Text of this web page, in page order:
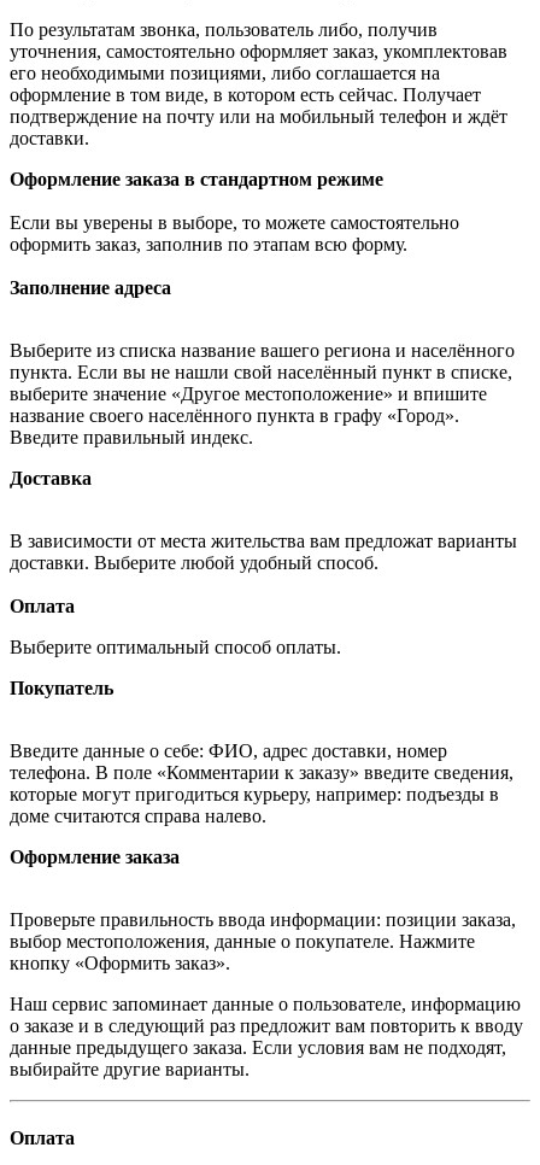
По результатам звонка, пользователь либо, получив
уточнения, самостоятельно оформляет заказ, укомплектовав
его необходимыми позициями, либо соглашается на
оформление в том виде, в котором есть сейчас. Получает
подтверждение на почту или на мобильный телефон и ждёт
доставки.
Оформление заказа в стандартном режиме
Если вы уверены в выборе, то можете самостоятельно
оформить заказ, заполнив по этапам всю форму.
Заполнение адреса
Выберите из списка название вашего региона и населённого
пункта. Если вы не нашли свой населённый пункт в списке,
выберите значение «Другое местоположение» и впишите
название своего населённого пункта в графу «Город».
Введите правильный индекс.
Доставка
В зависимости от места жительства вам предложат варианты
доставки. Выберите любой удобный способ.
Оплата
Выберите оптимальный способ оплаты.
Покупатель
Введите данные о себе: ФИО, адрес доставки, номер
телефона. В поле «Комментарии к заказу» введите сведения,
которые могут пригодиться курьеру, например: подъезды в
доме считаются справа налево.
Оформление заказа
Проверьте правильность ввода информации: позиции заказа,
выбор местоположения, данные о покупателе. Нажмите
кнопку «Оформить заказ».
Наш сервис запоминает данные о пользователе, информацию
о заказе и в следующий раз предложит вам повторить к вводу
данные предыдущего заказа. Если условия вам не подходят,
выбирайте другие варианты.
Оплата